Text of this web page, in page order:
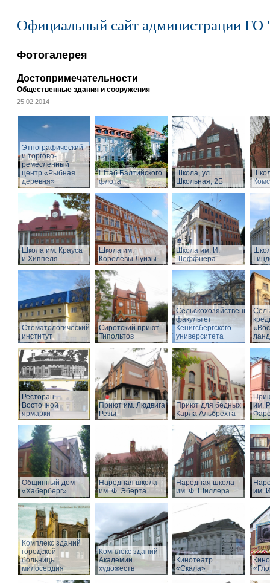
Официальный сайт администрации ГО
Фотогалерея
Достопримечательности
Общественные здания и сооружения
25.02.2014
Этнографический
и торгово-
ремесленный
центр «Рыбная
деревня»
Штаб Балтийского
флота
Школа, ул.
Школьная, 2Б
Школа им. Крауса
и Хиппеля
Школа им.
Королевы Луизы
Школа им. И.
Шеффнера
Стоматологический
институт
Сиротский приют
Типольтов
Сельскохозяйственный
факультет
Кенигсбергского
университета
Ресторан
Восточной
ярмарки
Приют им. Людвига
Резы
Приют для бедных
Карла Альбрехта
им.
Общинный дом
«Хаберберг»
Народная школа
им. Ф. Эберта
Народная школа
им. Ф. Шиллера
им.
Комплекс зданий
городской
больницы
милосердия
Комплекс зданий
Академии
художеств
Кинотеатр
«Скала»